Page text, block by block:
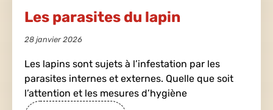
Les parasites du lapin
28 janvier 2026
Les lapins sont sujets à l’infestation par les
parasites internes et externes. Quelle que soit
l’attention et les mesures d’hygiène